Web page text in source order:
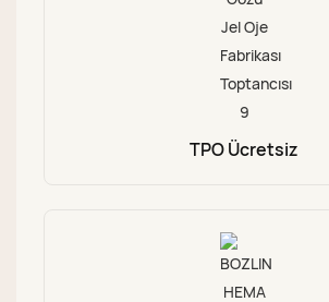
TPO Ücretsiz